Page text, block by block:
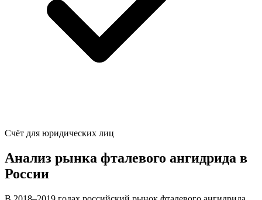
Счёт для юридических лиц
Анализ рынка фталевого ангидрида в
России